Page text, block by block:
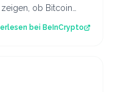
ob Bitcoin
bei BeInCrypto